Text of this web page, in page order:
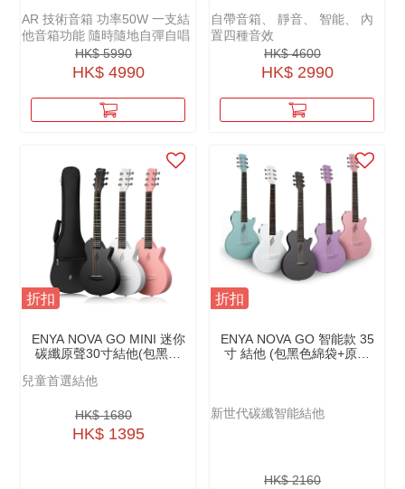
AR 技術音箱 功率50W 一支結
他音箱功能 隨時隨地自彈自唱
HK$ 5990
HK$ 4990
自帶音箱、 靜音、 智能、 內
置四種音效
HK$ 4600
HK$ 2990
折扣
ENYA NOVA GO MINI 迷你
碳纖原聲30寸結他(包黑色
兒童首選結他
HK$ 1680
HK$ 1395
折扣
ENYA NOVA GO 智能款 35
寸 結他 (包黑色綿袋+原廠
新世代碳纖智能結他
HK$ 2160